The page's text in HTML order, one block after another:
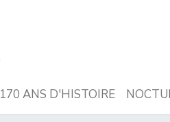
170 ANS D'HISTOIRE